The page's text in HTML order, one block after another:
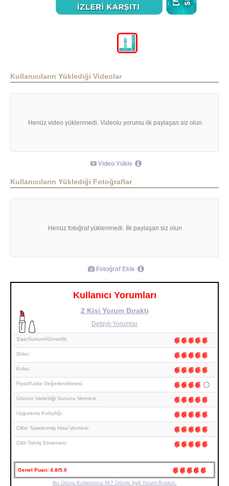
Kullanıcıların Yüklediği Videolar
Henüz video yüklenmedi. Videolu yorumu ilk paylaşan siz olun
Video Yükle
Kullanıcıların Yüklediği Fotoğraflar
Henüz fotoğraf yüklenmedi. İlk paylaşan siz olun
Fotoğraf Ekle
Kullanıcı Yorumları
2 Kişi Yorum Bıraktı
Detaylı Yorumlar
Şişe/Sunum/Görsellik:
Doku:
Koku:
Fiyat/Kalite Değerlendirmesi:
Ürünün Vadettiği Sonucu Vermesi:
Uygulama Kolaylığı:
Ciltte Tazelenmiş Hissi Vermesi:
Cildi Tahriş Etmemesi:
Genel Puan: 4.8/5.0
Bu Ürünü Kullandınız Mı? Ürünle İlgili Yorum Bırakın.